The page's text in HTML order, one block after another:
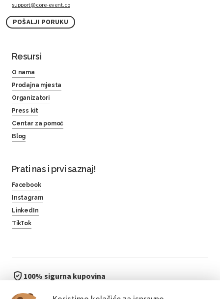
support@core-event.co
POŠALJI PORUKU
Resursi
O nama
Prodajna mjesta
Organizatori
Press kit
Centar za pomoć
Blog
Prati nas i prvi saznaj!
Facebook
Instagram
LinkedIn
TikTok
100% sigurna kupovina